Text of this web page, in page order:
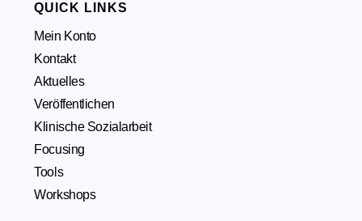
QUICK LINKS
Mein Konto
Kontakt
Aktuelles
Veröffentlichen
Klinische Sozialarbeit
Focusing
Tools
Workshops